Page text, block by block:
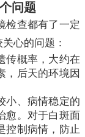
问题
检查都有了一定
心的问题：
传概率，大约在
，后天的环境因
小、病情稳定的
愈。对于白斑面
控制病情，防止